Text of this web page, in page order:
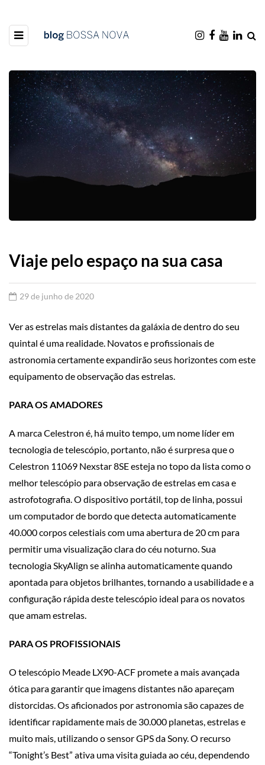
Viaje pelo espaço na sua casa
29 de junho de 2020
Ver as estrelas mais distantes da galáxia de dentro do seu
quintal é uma realidade. Novatos e profissionais de
astronomia certamente expandirão seus horizontes com este
equipamento de observação das estrelas.
PARA OS AMADORES
A marca Celestron é, há muito tempo, um nome líder em
tecnologia de telescópio, portanto, não é surpresa que o
Celestron 11069 Nexstar 8SE esteja no topo da lista como o
melhor telescópio para observação de estrelas em casa e
astrofotografia. O dispositivo portátil, top de linha, possui
um computador de bordo que detecta automaticamente
40.000 corpos celestiais com uma abertura de 20 cm para
permitir uma visualização clara do céu noturno. Sua
tecnologia SkyAlign se alinha automaticamente quando
apontada para objetos brilhantes, tornando a usabilidade e a
configuração rápida deste telescópio ideal para os novatos
que amam estrelas.
PARA OS PROFISSIONAIS
O telescópio Meade LX90-ACF promete a mais avançada
ótica para garantir que imagens distantes não apareçam
distorcidas. Os aficionados por astronomia são capazes de
identificar rapidamente mais de 30.000 planetas, estrelas e
muito mais, utilizando o sensor GPS da Sony. O recurso
“Tonight’s Best” ativa uma visita guiada ao céu, dependendo